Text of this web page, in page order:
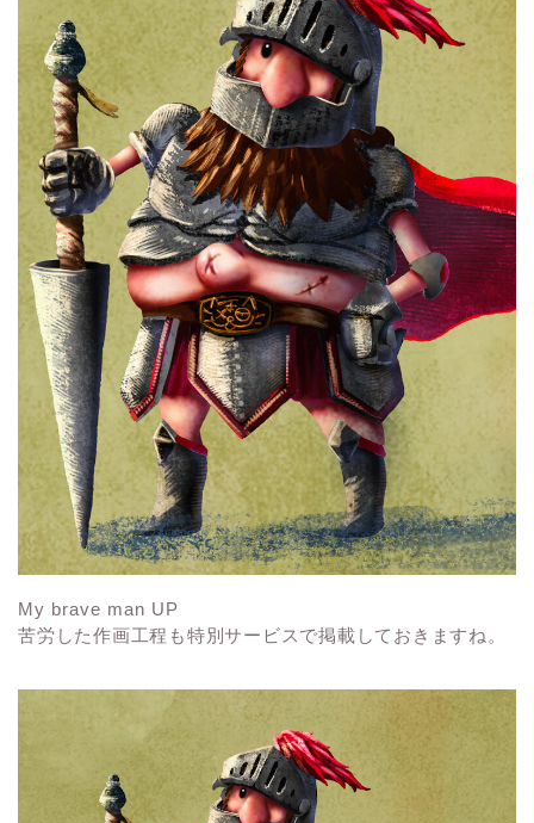
My brave man UP
苦労した作画工程も特別サービスで掲載しておきますね。